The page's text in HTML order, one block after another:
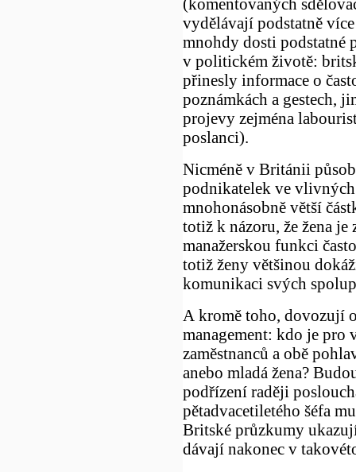
(komentovaných
vydělávají podstatně
mnohdy dosti podstatné
v politickém životě:
přinesly informace o
poznámkách a gestech,
projevy zejména
poslanci).
Nicméně v Británii
podnikatelek ve vlivných
mnohonásobně větší
totiž k názoru, že žena
manažerskou funkci
totiž ženy většinou
komunikaci svých
A kromě toho, dovozují
management: kdo je pro
zaměstnanců a obě
anebo mladá žena?
podřízení raději
pětadvacetiletého šéfa
Britské průzkumy
dávají nakonec v